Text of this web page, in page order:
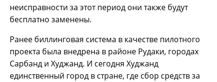
неисправности за этот период они также будут
бесплатно заменены.
Ранее биллинговая система в качестве пилотного
проекта была внедрена в районе Рудаки, городах
Сарбанд и Худжанд. И сегодня Худжанд
единственный город в стране, где сбор средств за